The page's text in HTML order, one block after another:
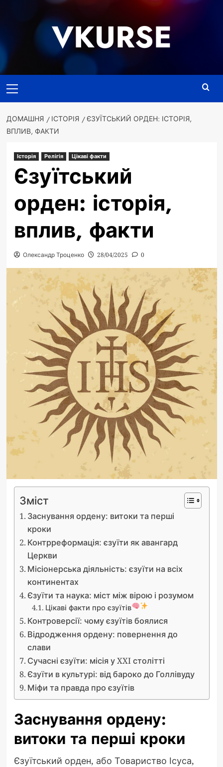
VKURSE
меню
ДОМАШНЯ ІСТОРІЯ
ЄЗУЇТСЬКИЙ ОРДЕН: ІСТОРІЯ,
ВПЛИВ, ФАКТИ
Історія Релігія Цікаві факти
Єзуїтський
орден: історія,
вплив, факти
Олександр Троценко 28/04/2025 0
Зміст
Заснування ордену: витоки та перші
кроки
Контрреформація: єзуїти як авангард
Церкви
Місіонерська діяльність: єзуїти на всіх
континентах
Єзуїти та наука: міст між вірою і розумом
Цікаві факти про єзуїтів
Контроверсії: чому єзуїтів боялися
Відродження ордену: повернення до
слави
Сучасні єзуїти: місія у XXI столітті
Єзуїти в культурі: від бароко до Голлівуду
Міфи та правда про єзуїтів
Заснування ордену:
витоки та перші кроки
Єзуїтський орден, або Товариство Ісуса,